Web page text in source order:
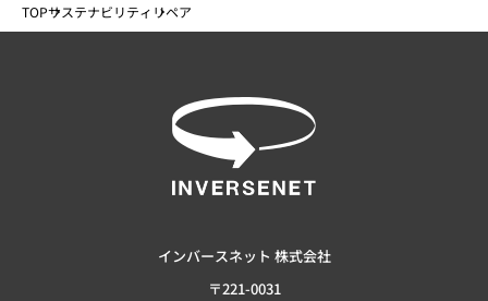
TOPサステナビリティ リペア
インバースネット 株式会社
〒221-0031